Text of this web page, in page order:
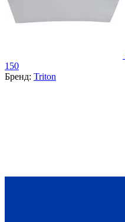
150
Бренд: Triton